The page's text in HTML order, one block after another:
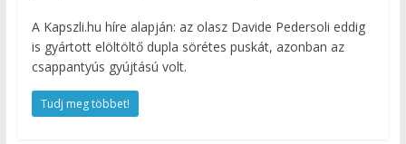
A Kapszli.hu híre alapján: az olasz Davide Pedersoli eddig
is gyártott elöltöltő dupla sörétes puskát, azonban az
csappantyús gyújtású volt.
Tudj meg többet!